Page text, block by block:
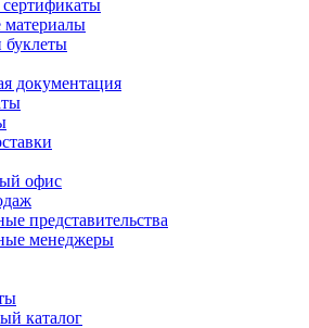
буклеты
документация
офис
представительства
менеджеры
каталог